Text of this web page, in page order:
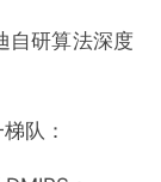
自研算法深度
队：